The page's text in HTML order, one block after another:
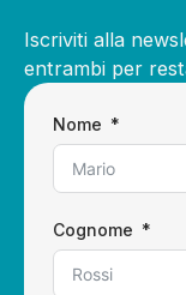
Iscriviti alla
entrambi per
Nome
Cognome